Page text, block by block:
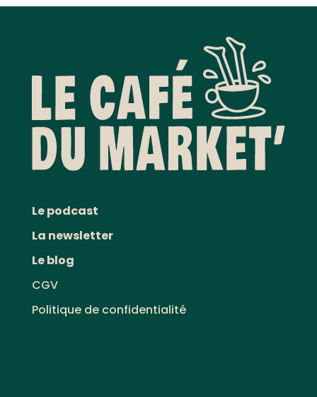
Le podcast
La newsletter
Le blog
CGV
Politique de confidentialité